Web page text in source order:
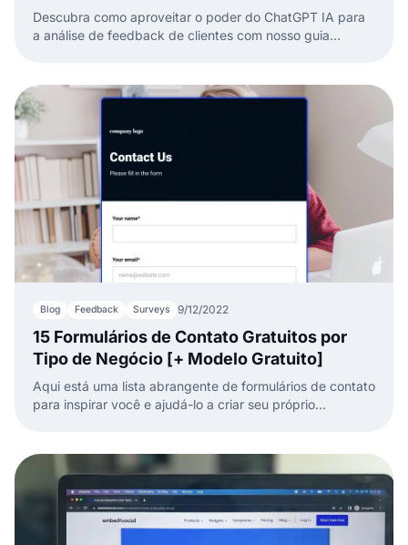
Descubra como aproveitar o poder do ChatGPT IA para
a análise de feedback de clientes com nosso guia
Blog Feedback Surveys 9/12/2022
15 Formulários de Contato Gratuitos por
Tipo de Negócio [+ Modelo Gratuito]
Aqui está uma lista abrangente de formulários de contato
para inspirar você e ajudá-lo a criar seu próprio